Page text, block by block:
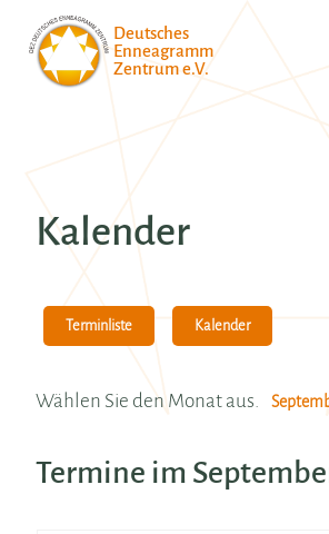
Deutsches
Enneagramm
Zentrum e.V.
Kalender
Terminliste Kalender
Wählen Sie den Monat aus.
Termine im